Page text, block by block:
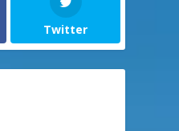
Twitter